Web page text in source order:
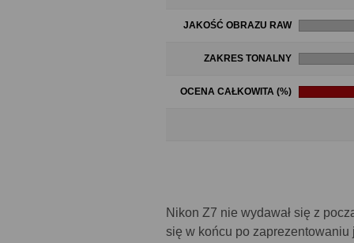
JAKOŚĆ OBRAZU RAW
ZAKRES TONALNY
OCENA CAŁKOWITA (%)
Nikon Z7 nie wydawał się z
się w końcu po